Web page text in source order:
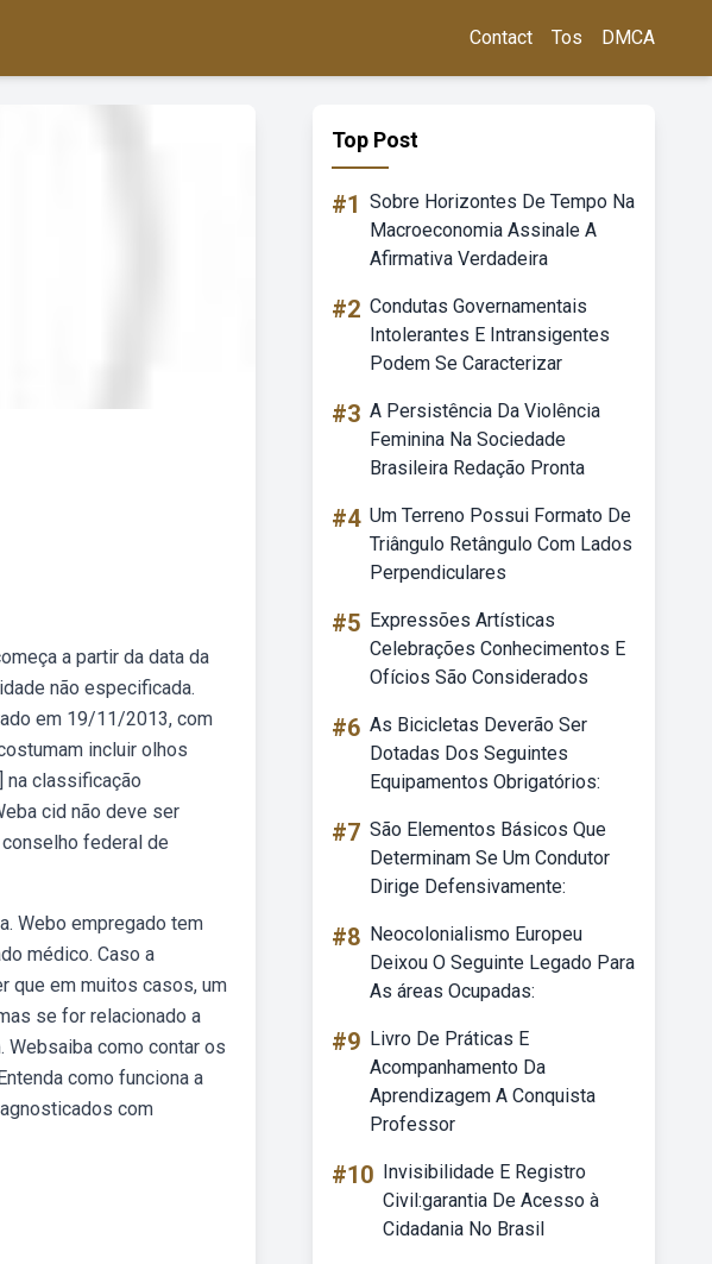
Contact Tos DMCA
a partir da data da
não especificada.
em 19/11/2013, com
incluir olhos
na classificação
cid não deve ser
federal de
Webo empregado tem
médico. Caso a
que em muitos casos, um
se for relacionado a
Websaiba como contar os
como funciona a
com
Top Post
#1 Sobre Horizontes De Tempo Na
Macroeconomia Assinale A
Afirmativa Verdadeira
#2 Condutas Governamentais
Intolerantes E Intransigentes
Podem Se Caracterizar
#3 A Persistência Da Violência
Feminina Na Sociedade
Brasileira Redação Pronta
#4 Um Terreno Possui Formato De
Triângulo Retângulo Com Lados
Perpendiculares
#5 Expressões Artísticas
Celebrações Conhecimentos E
Ofícios São Considerados
#6 As Bicicletas Deverão Ser
Dotadas Dos Seguintes
Equipamentos Obrigatórios:
#7 São Elementos Básicos Que
Determinam Se Um Condutor
Dirige Defensivamente:
#8 Neocolonialismo Europeu
Deixou O Seguinte Legado Para
As áreas Ocupadas:
#9 Livro De Práticas E
Acompanhamento Da
Aprendizagem A Conquista
Professor
#10 Invisibilidade E Registro
Civil:garantia De Acesso à
Cidadania No Brasil